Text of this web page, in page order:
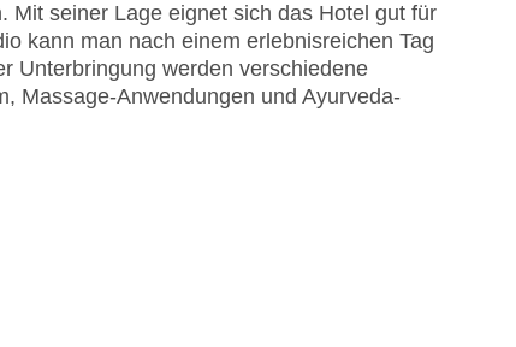
Mit seiner Lage eignet sich das Hotel gut für
kann man nach einem erlebnisreichen Tag
Unterbringung werden verschiedene
Massage-Anwendungen und Ayurveda-